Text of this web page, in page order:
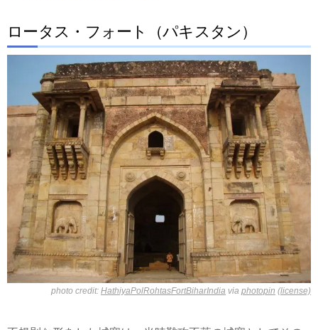
ロータス・フォート（パキスタン）
photo credit: HathiyaPolRohtasFortBiharIndia via photopin (license)